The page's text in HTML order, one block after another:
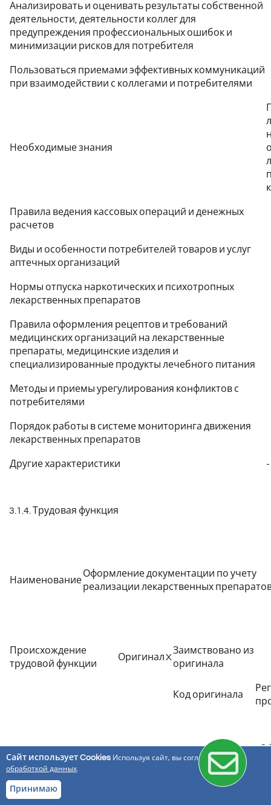
Анализировать и оценивать результаты собственной
деятельности, деятельности коллег для
предупреждения профессиональных ошибок и
минимизации рисков для потребителя
Пользоваться приемами эффективных коммуникаций
при взаимодействии с коллегами и потребителями
Необходимые знания
Правила ведения кассовых операций и денежных
расчетов
Виды и особенности потребителей товаров и услуг
аптечных организаций
Нормы отпуска наркотических и психотропных
лекарственных препаратов
Правила оформления рецептов и требований
медицинских организаций на лекарственные
препараты, медицинские изделия и
специализированные продукты лечебного питания
Методы и приемы урегулирования конфликтов с
потребителями
Порядок работы в системе мониторинга движения
лекарственных препаратов
Другие характеристики -
3.1.4. Трудовая функция
Наименование
Оформление документации по учету
реализации лекарственных
Происхождение
трудовой функции
ОригиналX
Заимствовано из
оригинала
Код оригинала
Трудовые действия
Сайт использует Cookies Используя сайт, вы соглашаетесь с
обработкой данных.
Принимаю